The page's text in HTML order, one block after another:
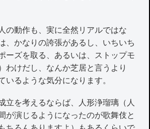
の動作も、実に全然リアルではな
、かなりの誇張があるし、いちいち
ーズを取る、あるいは、ストップモ
わけだし、なんか芝居と言うより
いるような気分になります。
立を考えるならば、人形浄瑠璃（人
が演じるようになったのが歌舞伎と